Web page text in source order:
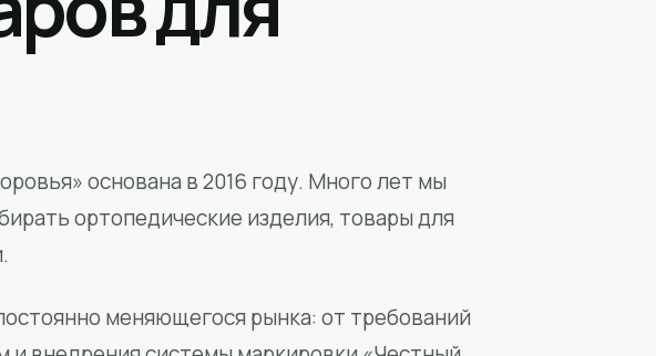
основана в 2016 году. Много лет мы
ортопедические изделия, товары для
меняющегося рынка: от требований